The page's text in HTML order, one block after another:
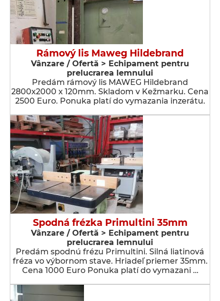
Rámový lis Maweg Hildebrand
Vânzare / Ofertă > Echipament pentru
prelucrarea lemnului
Predám rámový lis MAWEG Hildebrand
2800x2000 x 120mm. Skladom v Kežmarku. Cena
2500 Euro. Ponuka platí do vymazania inzerátu.
Spodná frézka Primultini 35mm
Vânzare / Ofertă > Echipament pentru
prelucrarea lemnului
Predám spodnú frézu Primultini. Silná liatinová
fréza vo výbornom stave. Hriadeľ priemer 35mm.
Cena 1000 Euro Ponuka platí do vymazani …